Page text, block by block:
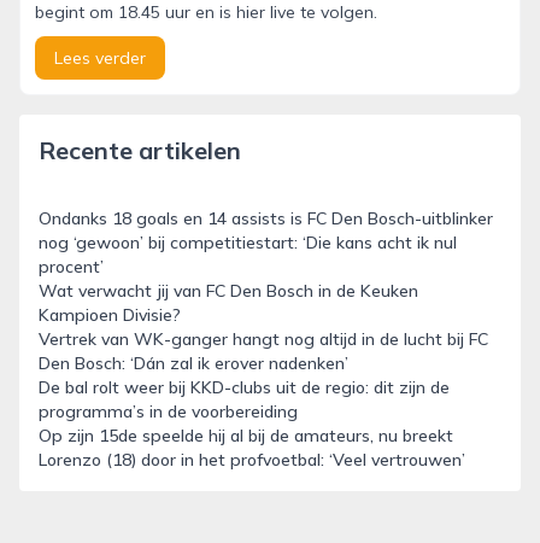
begint om 18.45 uur en is hier live te volgen.
Lees verder
Recente artikelen
Ondanks 18 goals en 14 assists is FC Den Bosch-uitblinker
nog ‘gewoon’ bij competitiestart: ‘Die kans acht ik nul
procent’
Wat verwacht jij van FC Den Bosch in de Keuken
Kampioen Divisie?
Vertrek van WK-ganger hangt nog altijd in de lucht bij FC
Den Bosch: ‘Dán zal ik erover nadenken’
De bal rolt weer bij KKD-clubs uit de regio: dit zijn de
programma’s in de voorbereiding
Op zijn 15de speelde hij al bij de amateurs, nu breekt
Lorenzo (18) door in het profvoetbal: ‘Veel vertrouwen’